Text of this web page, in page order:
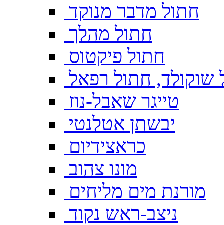
חתול מדבר מנוקד
חתול מהלך
חתול פיקטוס
שוקולד, חתול רפאל
טייגר שאבל-נוז
יבשתן אטלנטי
כראצידיום
מונו צהוב
מורנת מים מליחים
ניצב-ראש נקוד